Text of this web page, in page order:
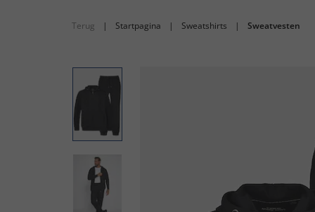
Terug | Startpagina | Sweatshirts | Sweatvesten